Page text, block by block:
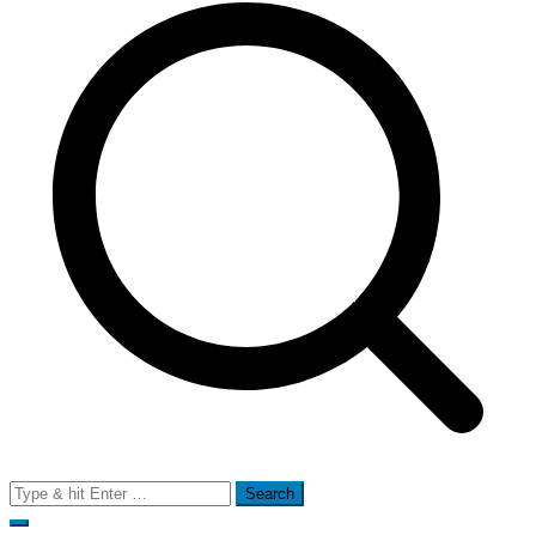
Search
for: